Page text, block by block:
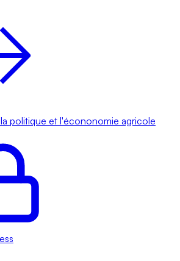
politique et l'écononomie agricole